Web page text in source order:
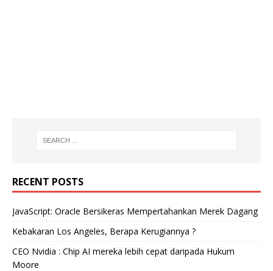
RECENT POSTS
JavaScript: Oracle Bersikeras Mempertahankan Merek Dagang
Kebakaran Los Angeles, Berapa Kerugiannya ?
CEO Nvidia : Chip AI mereka lebih cepat daripada Hukum
Moore